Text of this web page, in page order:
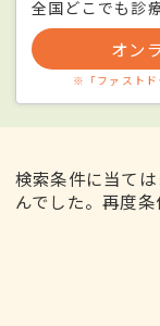
全国どこでも診
オン
※「ファストド
検索条件に当て
んでした。再度条